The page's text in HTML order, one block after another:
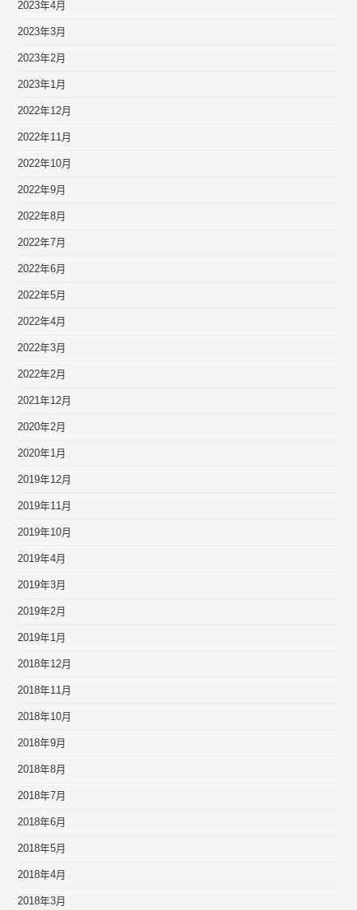
2023年4月
2023年3月
2023年2月
2023年1月
2022年12月
2022年11月
2022年10月
2022年9月
2022年8月
2022年7月
2022年6月
2022年5月
2022年4月
2022年3月
2022年2月
2021年12月
2020年2月
2020年1月
2019年12月
2019年11月
2019年10月
2019年4月
2019年3月
2019年2月
2019年1月
2018年12月
2018年11月
2018年10月
2018年9月
2018年8月
2018年7月
2018年6月
2018年5月
2018年4月
2018年3月